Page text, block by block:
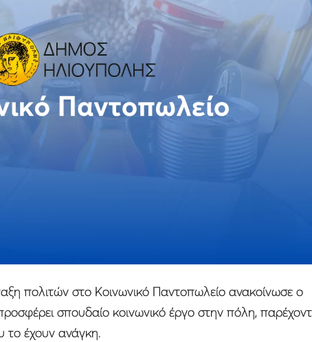
πολιτών στο Κοινωνικό Παντοπωλείο ανακοίνωσε ο
σπουδαίο κοινωνικό έργο στην πόλη,
το έχουν ανάγκη.